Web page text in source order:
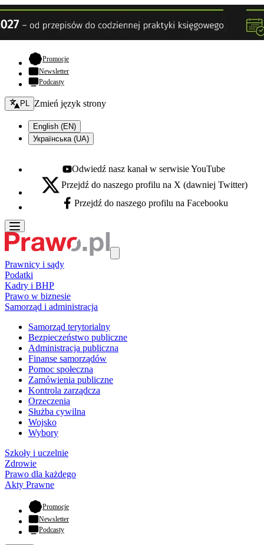
Promocje- otwiera się w nowej karcie
Newsletter
Podcasty
Zmień język - bieżący:
PL Zmień język strony
English (EN)
Українська (UA)
Youtube - otwiera się w nowej karcie
Odwiedź nasz kanał w serwisie YouTube
X - otwiera się w nowej karcie
Przejdź do naszego profilu na X (dawniej Twitter)
Facebook - otwiera się w nowej karcie
Przejdź do naszego profilu na Facebooku
Prawnicy i sądy
Podatki
Kadry i BHP
Prawo w biznesie
Samorząd i administracja
Samorząd terytorialny
Bezpieczeństwo publiczne
Administracja publiczna
Finanse samorządów
Pomoc społeczna
Zamówienia publiczne
Kontrola zarządcza
Orzeczenia
Służba cywilna
Wojsko
Wybory
Szkoły i uczelnie
Zdrowie
Prawo dla każdego
Akty Prawne
Promocje- otwiera się w nowej karcie
Newsletter
Podcasty